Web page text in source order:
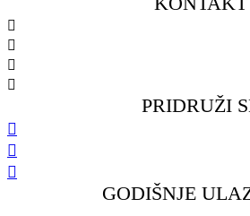
PRIDRUŽI
GODIŠNJE